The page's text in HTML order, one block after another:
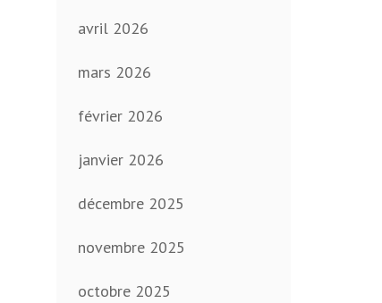
avril 2026
mars 2026
février 2026
janvier 2026
décembre 2025
novembre 2025
octobre 2025